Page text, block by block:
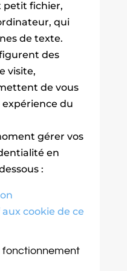
petit fichier,
qui
de texte.
des
visite,
de vous
du
gérer vos
en
:
cookie de ce
fonctionnement